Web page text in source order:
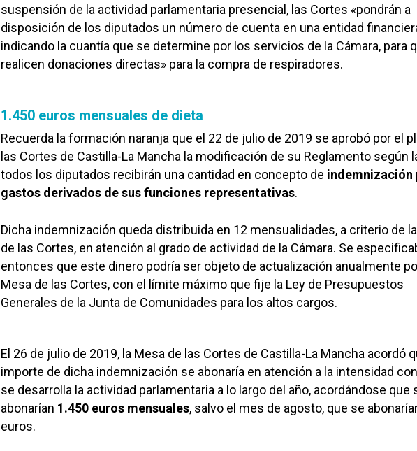
suspensión de la actividad parlamentaria presencial, las Cortes «pondrán a
disposición de los diputados un número de cuenta en una entidad
indicando la cuantía que se determine por los servicios de la Cámara, para
realicen donaciones directas» para la compra de respiradores.
1.450 euros mensuales de dieta
Recuerda la formación naranja que el 22 de julio de 2019 se aprobó por el
las Cortes de Castilla-La Mancha la modificación de su Reglamento según
todos los diputados recibirán una cantidad en concepto de indemnización
gastos derivados de sus funciones representativas.
Dicha indemnización queda distribuida en 12 mensualidades, a criterio de
de las Cortes, en atención al grado de actividad de la Cámara. Se
entonces que este dinero podría ser objeto de actualización anualmente
Mesa de las Cortes, con el límite máximo que fije la Ley de Presupuestos
Generales de la Junta de Comunidades para los altos cargos.
El 26 de julio de 2019, la Mesa de las Cortes de Castilla-La Mancha acordó
importe de dicha indemnización se abonaría en atención a la intensidad
se desarrolla la actividad parlamentaria a lo largo del año, acordándose que
abonarían 1.450 euros mensuales, salvo el mes de agosto, que se
euros.